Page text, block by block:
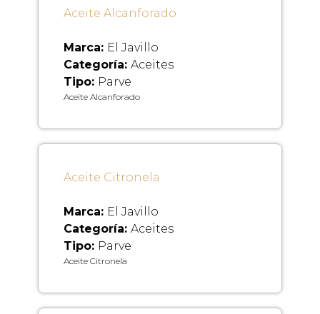
Aceite Alcanforado
Marca: El Javillo
Categoría: Aceites
Tipo: Parve
Aceite Alcanforado
Aceite Citronela
Marca: El Javillo
Categoría: Aceites
Tipo: Parve
Aceite Citronela